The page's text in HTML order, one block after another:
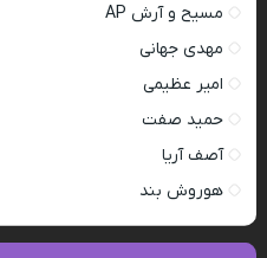
مسیح و آرش AP
مهدی جهانی
امیر عظیمی
حمید صفت
آصف آریا
هوروش بند